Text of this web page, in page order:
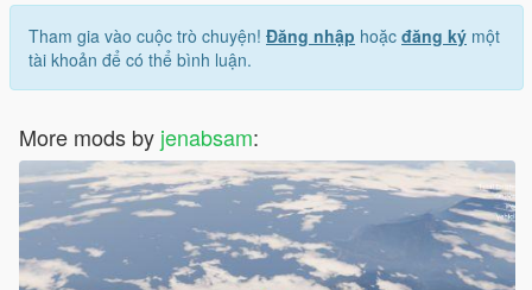
Tham gia vào cuộc trò chuyện! Đăng nhập hoặc đăng ký một
tài khoản để có thể bình luận.
More mods by jenabsam: